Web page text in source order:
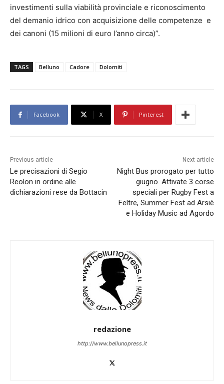
investimenti sulla viabilità provinciale e riconoscimento
del demanio idrico con acquisizione delle competenze e
dei canoni (15 milioni di euro l’anno circa)”.
TAGS Belluno Cadore Dolomiti
Facebook X Pinterest
Previous article
Le precisazioni di Segio
Reolon in ordine alle
dichiarazioni rese da Bottacin
Next article
Night Bus prorogato per tutto
giugno. Attivate 3 corse
speciali per Rugby Fest a
Feltre, Summer Fest ad Arsiè
e Holiday Music ad Agordo
redazione
http://www.bellunopress.it